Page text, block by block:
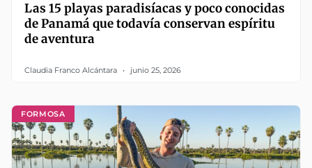
Las 15 playas paradisíacas y poco conocidas
de Panamá que todavía conservan espíritu
de aventura
Claudia Franco Alcántara junio 25, 2026
FORMOSA